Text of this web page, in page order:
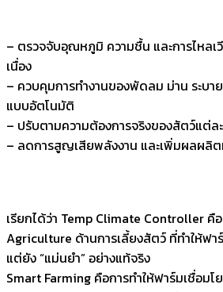
– ตรวจจับอุณหภูมิ ความชื้น และการไหลเ
เนื่อง
– ควบคุมการทำงานของพัดลม ม่าน ระบ
แบบอัตโนมัติ
– ปรับตามความต้องการจริงของสัตว์แต่ล
– ลดการสูญเสียพลังงาน และเพิ่มผลผลิ
เรียกได้ว่า Temp Climate Controller คื
Agriculture ด้านการเลี้ยงสัตว์ ที่ทำให้ฟา
แต่ยัง “แม่นยำ” อย่างแท้จริง
Smart Farming คือการทำให้ฟาร์มเชื่อม